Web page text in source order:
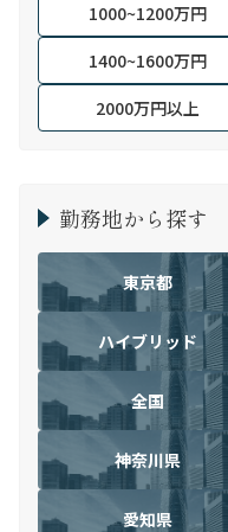
1000~1200万円
1400~1600万円
2000万円以上
勤務地から探す
東京都
ハイブリッド
全国
神奈川県
愛知県